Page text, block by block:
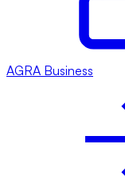
AGRA Business